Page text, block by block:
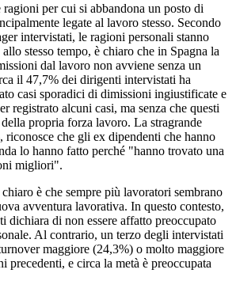
per cui si abbandona un posto di
legate al lavoro stesso. Secondo
intervistati, le ragioni personali stanno
stesso tempo, è chiaro che in Spagna la
dal lavoro non avviene senza un
il 47,7% dei dirigenti intervistati ha
casi sporadici di dimissioni ingiustificate e
registrato alcuni casi, ma senza che questi
propria forza lavoro. La stragrande
riconosce che gli ex dipendenti che hanno
lo hanno fatto perché "hanno trovato una
migliori".
è che sempre più lavoratori sembrano
avventura lavorativa. In questo contesto,
dichiara di non essere affatto preoccupato
Al contrario, un terzo degli intervistati
maggiore (24,3%) o molto maggiore
precedenti, e circa la metà è preoccupata